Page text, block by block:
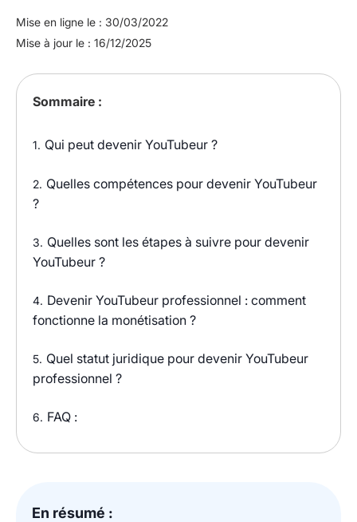
Mise en ligne le : 30/03/2022
Mise à jour le : 16/12/2025
Sommaire :
1. Qui peut devenir YouTubeur ?
2. Quelles compétences pour devenir YouTubeur
?
3. Quelles sont les étapes à suivre pour devenir
YouTubeur ?
4. Devenir YouTubeur professionnel : comment
fonctionne la monétisation ?
5. Quel statut juridique pour devenir YouTubeur
professionnel ?
6. FAQ :
En résumé :